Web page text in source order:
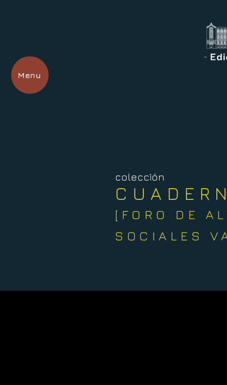
Menu
colección
[FORO DE
SOCIALES